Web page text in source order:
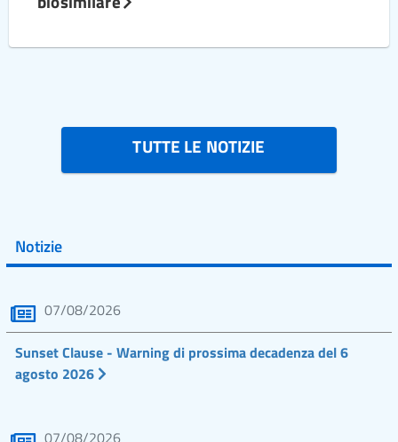
TUTTE LE NOTIZIE
Notizie
07/08/2026
Sunset Clause - Warning di prossima decadenza del 6
agosto 2026